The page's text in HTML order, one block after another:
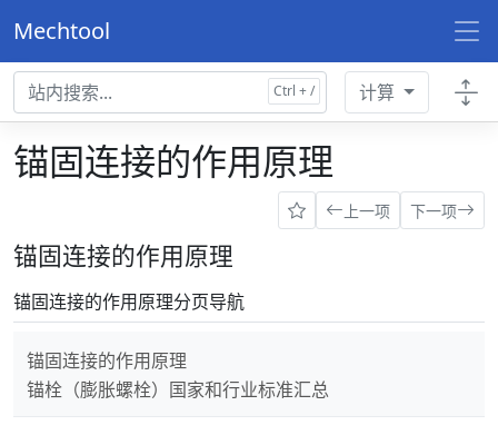
Mechtool
计算
锚固连接的作用原理
上一项 下一项
锚固连接的作用原理
锚固连接的作用原理分页导航
锚固连接的作用原理
锚栓（膨胀螺栓）国家和行业标准汇总